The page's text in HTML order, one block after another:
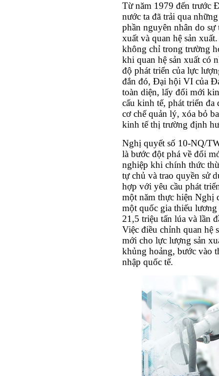
Từ năm 1979 đến trước
nước ta đã trải qua
phần nguyên nhân do
xuất và quan hệ sản
không chỉ trong trường
khi quan hệ sản xuất có
độ phát triển của lực
đắn đó, Đại hội VI của
toàn diện, lấy đổi mới
cấu kinh tế, phát triển
cơ chế quản lý, xóa bỏ
kinh tế thị trường định
Nghị quyết số 10-NQ/
là bước đột phá về đổi
nghiệp khi chính thức
tự chủ và trao quyền sử
hợp với yêu cầu phát
một năm thực hiện Nghị
một quốc gia thiếu
21,5 triệu tấn lúa và lần
Việc điều chỉnh quan hệ
mới cho lực lượng sản
khủng hoảng, bước vào
nhập quốc tế.